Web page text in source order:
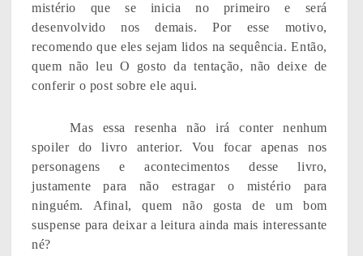
mistério que se inicia no primeiro e será
desenvolvido nos demais. Por esse motivo,
recomendo que eles sejam lidos na sequência. Então,
quem não leu O gosto da tentação, não deixe de
conferir o post sobre ele aqui.
Mas essa resenha não irá conter nenhum
spoiler do livro anterior. Vou focar apenas nos
personagens e acontecimentos desse livro,
justamente para não estragar o mistério para
ninguém. Afinal, quem não gosta de um bom
suspense para deixar a leitura ainda mais interessante
né?